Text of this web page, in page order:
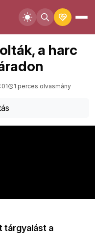
a harc
1 perces olvasmány
tárgyalást a